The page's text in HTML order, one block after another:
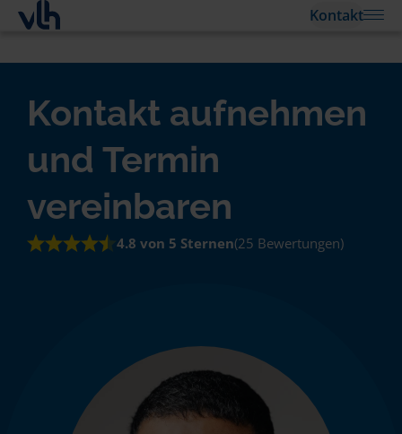
Kontakt
Kontakt aufnehmen
und Termin
vereinbaren
4.8 von 5 Sternen(25 Bewertungen)